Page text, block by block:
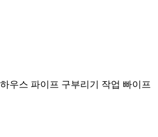
우스 파이프 구부리기 작업 빠이프